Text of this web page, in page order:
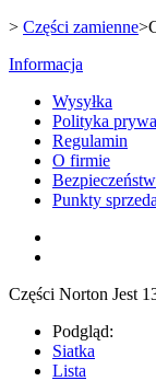
> Części zamienne>
Informacja
Wysyłka
Polityka
Regulamin
O firmie
Punkty
Części Norton Jest
Podgląd:
Siatka
Lista